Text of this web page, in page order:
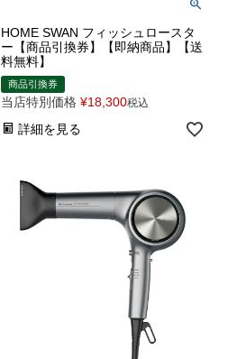
HOME SWAN フィッシュロースタ
ー【商品引換券】【即納商品】【送
料無料】
商品引換券
当店特別価格 ¥18,300税込
詳細を見る